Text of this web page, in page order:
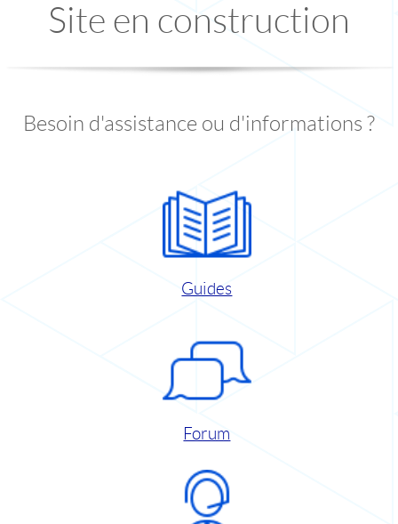
Site en construction
Besoin d'assistance ou d'informations ?
Guides
Forum